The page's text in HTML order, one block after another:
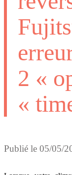
2 «
«
Publié le 05/05/